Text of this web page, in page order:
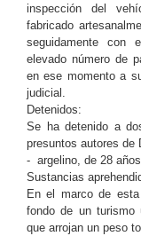
inspección del
fabricado
seguidamente con
elevado número de
en ese momento a
judicial.
Detenidos:
Se ha detenido a
presuntos autores de
- argelino, de 28
Sustancias
En el marco de
fondo de un turismo
que arrojan un peso